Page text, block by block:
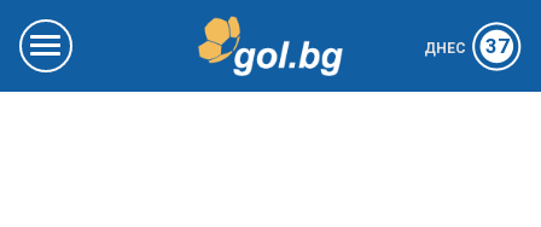
ДНЕС 37